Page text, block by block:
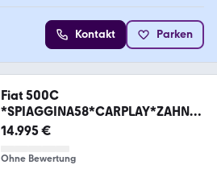
Kontakt Parken
Fiat 500C
*SPIAGGINA58*CARPLAY*ZAHNRI
EMEN NEU 10/2025
14.995 €
Ohne Bewertung